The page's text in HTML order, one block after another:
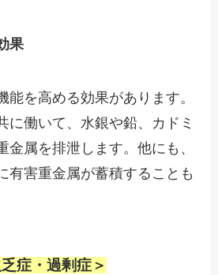
果
能を高める効果があります。
に働いて、水銀や鉛、カドミ
金属を排泄します。他にも、
有害重金属が蓄積することも
症・過剰症＞